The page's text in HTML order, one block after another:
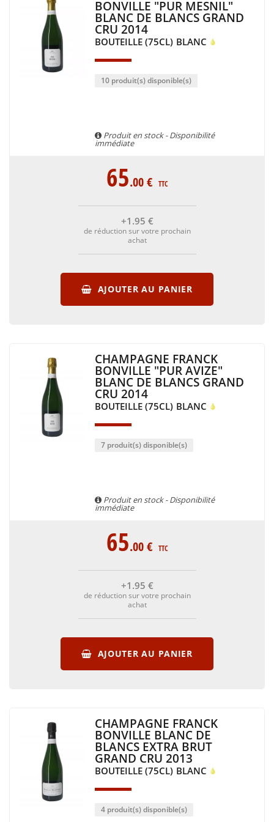
BONVILLE "PUR MESNIL"
BLANC DE BLANCS GRAND
CRU 2014
BOUTEILLE (75CL) BLANC
10 produit(s) disponible(s)
Produit en stock - Disponibilité
immédiate
65.00€ TTC
+1 .95 €
de réduction sur votre prochain
achat
AJOUTER AU PANIER
CHAMPAGNE FRANCK
BONVILLE "PUR AVIZE"
BLANC DE BLANCS GRAND
CRU 2014
BOUTEILLE (75CL) BLANC
7 produit(s) disponible(s)
Produit en stock - Disponibilité
immédiate
65.00€ TTC
+1 .95 €
de réduction sur votre prochain
achat
AJOUTER AU PANIER
CHAMPAGNE FRANCK
BONVILLE BLANC DE
BLANCS EXTRA BRUT
GRAND CRU 2013
BOUTEILLE (75CL) BLANC
4 produit(s) disponible(s)